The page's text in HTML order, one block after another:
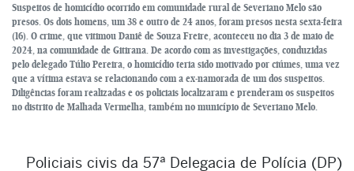
Suspeitos de homicídio ocorrido em comunidade rural de Severiano Melo são
presos. Os dois homens, um 38 e outro de 24 anos, foram presos nesta sexta-feira
(16). O crime, que vitimou Daniê de Souza Freire, aconteceu no dia 3 de maio de
2024, na comunidade de Gitirana. De acordo com as investigações, conduzidas
pelo delegado Túlio Pereira, o homicídio teria sido motivado por ciúmes, uma vez
que a vítima estava se relacionando com a ex-namorada de um dos suspeitos.
Diligências foram realizadas e os policiais localizaram e prenderam os suspeitos
no distrito de Malhada Vermelha, também no município de Severiano Melo.
Policiais civis da 57ª Delegacia de Polícia (DP)